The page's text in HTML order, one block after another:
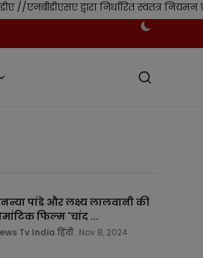
द्वारा निर्धारित स्वतंत्र नियमन एवं
पांडे और लक्ष्य लालवानी की
फिल्म 'चांद ...
Tv India हिंदी Nov 8, 2024